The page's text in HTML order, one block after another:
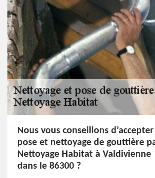
Nous vous conseillons d’accepter
pose et nettoyage de gouttière
Nettoyage Habitat à Valdivienne
dans le 86300 ?